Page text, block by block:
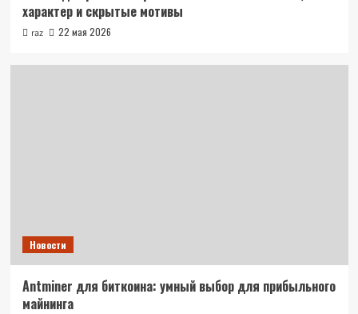
характер и скрытые мотивы
raz 22 мая 2026
Новости
Antminer для биткоина: умный выбор для прибыльного
майнинга